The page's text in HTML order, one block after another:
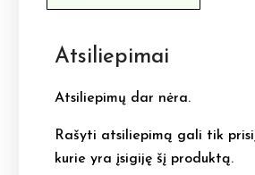
Atsiliepimai
Atsiliepimų dar nėra.
Rašyti atsiliepimą gali tik
kurie yra įsigiję šį produktą.